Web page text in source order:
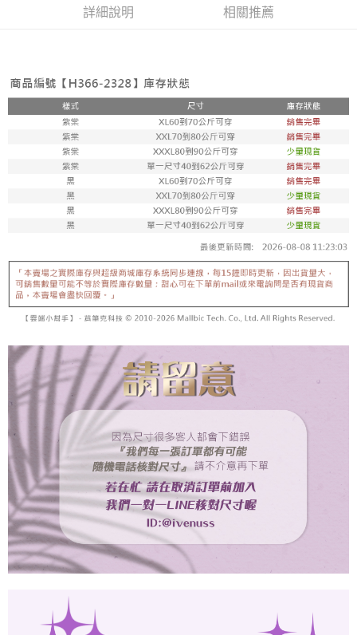
４．使用「AFTEE先享後付」時，將依據個別帳號之用戶狀況，依本公司即
恩沛科技股份有限公司將有權停止該用戶之使用額度並採取法律行動。
每筆NT$80，滿NT$799(含以上)免運費
詳細說明 相關推薦